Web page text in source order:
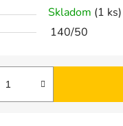
Skladom (1 ks)
140/50